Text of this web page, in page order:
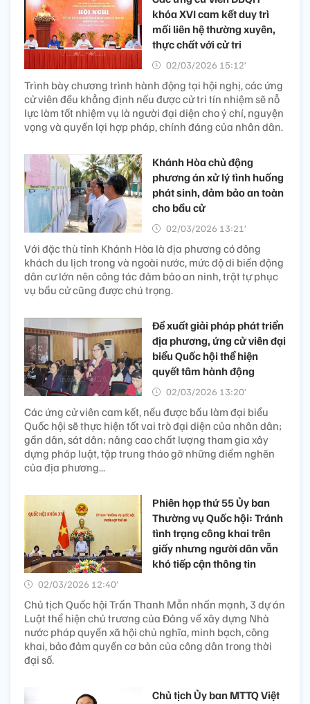
khóa XVI cam kết duy trì
mối liên hệ thường xuyên,
thực chất với cử tri
02/03/2026 15:12’
Trình bày chương trình hành động tại hội nghị, các ứng
cử viên đều khẳng định nếu được cử tri tín nhiệm sẽ nỗ
lực làm tốt nhiệm vụ là người đại diện cho ý chí, nguyện
vọng và quyền lợi hợp pháp, chính đáng của nhân dân.
Khánh Hòa chủ động
phương án xử lý tình huống
phát sinh, đảm bảo an toàn
cho bầu cử
02/03/2026 13:21’
Với đặc thù tỉnh Khánh Hòa là địa phương có đông
khách du lịch trong và ngoài nước, mức độ di biến động
dân cư lớn nên công tác đảm bảo an ninh, trật tự phục
vụ bầu cử cũng được chú trọng.
Đề xuất giải pháp phát triển
địa phương, ứng cử viên đại
biểu Quốc hội thể hiện
quyết tâm hành động
02/03/2026 13:20’
Các ứng cử viên cam kết, nếu được bầu làm đại biểu
Quốc hội sẽ thực hiện tốt vai trò đại diện của nhân dân;
gần dân, sát dân; nâng cao chất lượng tham gia xây
dựng pháp luật, tập trung tháo gỡ những điểm nghẽn
của địa phương...
Phiên họp thứ 55 Ủy ban
Thường vụ Quốc hội: Tránh
tình trạng công khai trên
giấy nhưng người dân vẫn
khó tiếp cận thông tin
02/03/2026 12:40’
Chủ tịch Quốc hội Trần Thanh Mẫn nhấn mạnh, 3 dự án
Luật thể hiện chủ trương của Đảng về xây dựng Nhà
nước pháp quyền xã hội chủ nghĩa, minh bạch, công
khai, bảo đảm quyền cơ bản của công dân trong thời
đại số.
Chủ tịch Ủy ban MTTQ Việt